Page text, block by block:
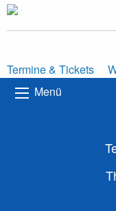
Termine & Tickets
Menü